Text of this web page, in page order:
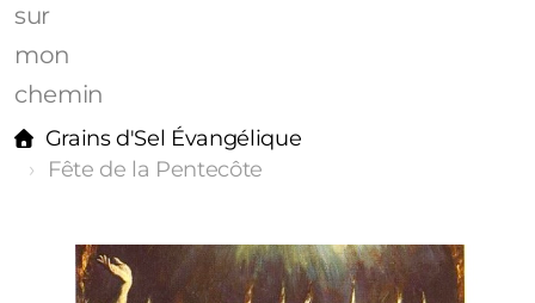
sur
mon
chemin
Grains d'Sel Évangélique
Fête de la Pentecôte